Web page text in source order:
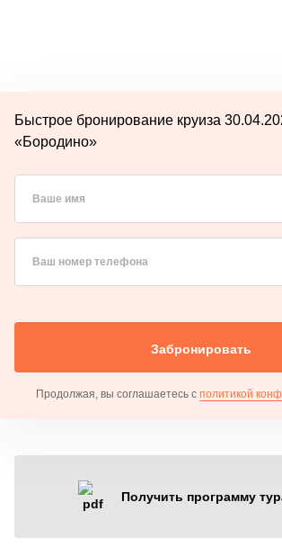
Быстрое бронирование круиза
«Бородино»
Ваше имя
Ваш номер телефона
Забронировать
Продолжая, вы соглашаетесь с политикой
Получить программу